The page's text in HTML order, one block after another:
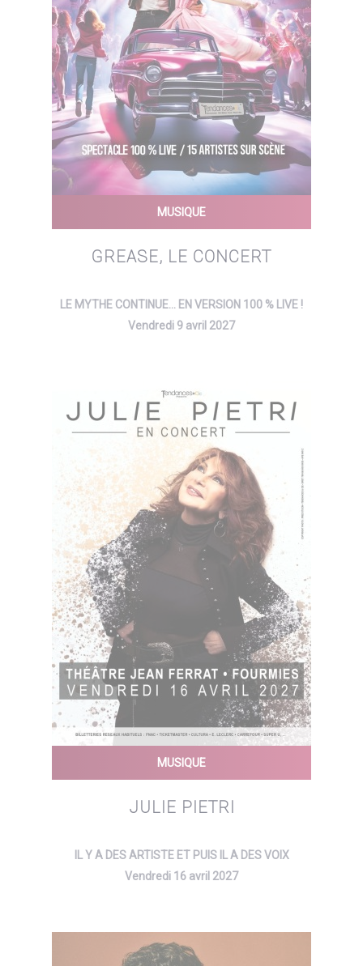
MUSIQUE
GREASE, LE CONCERT
LE MYTHE CONTINUE… EN VERSION 100 % LIVE !
Vendredi 9 avril 2027
MUSIQUE
JULIE PIETRI
IL Y A DES ARTISTE ET PUIS IL A DES VOIX
Vendredi 16 avril 2027